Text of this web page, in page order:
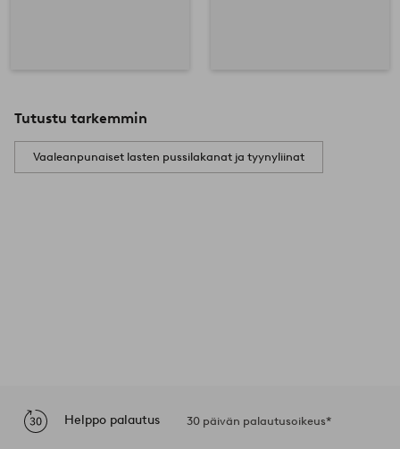
Tutustu tarkemmin
Vaaleanpunaiset lasten pussilakanat ja tyynyliinat
Helppo palautus 30 päivän palautusoikeus*